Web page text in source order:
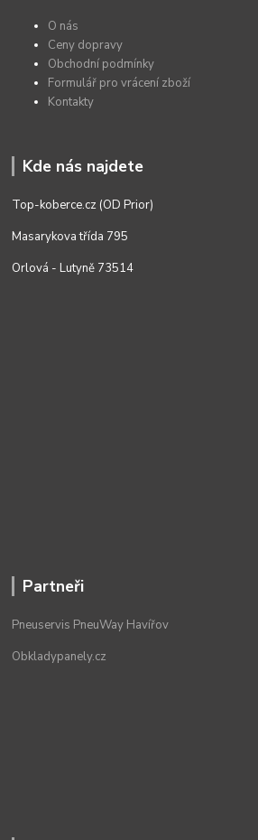
O nás
Ceny dopravy
Obchodní podmínky
Formulář pro vrácení zboží
Kontakty
Kde nás najdete
Top-koberce.cz (OD Prior)
Masarykova třída 795
Orlová - Lutyně 73514
Partneři
Pneuservis PneuWay Havířov
Obkladypanely.cz